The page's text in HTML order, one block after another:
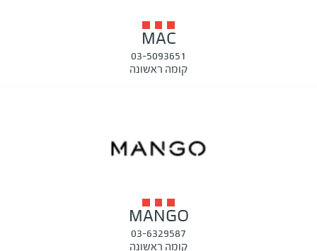
MAC
03-5093651
קומה ראשונה
MANGO
03-6329587
קומה ראשונה